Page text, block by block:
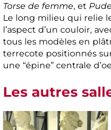
Torse de femme, et
Le long milieu qui relie
l’aspect d’un couloir,
tous les modèles en
terrecote positionnés
une “épine” centrale
Les autres